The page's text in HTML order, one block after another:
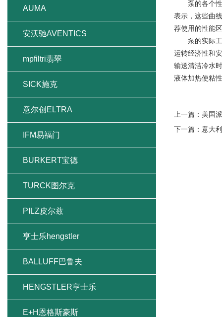
泵的各个性
表示，这些曲
荐使用的性能
泵的实际工
运转经济性和
输送清洁冷水
液体加热使粘
上一篇： 美国
下一篇： 意大
AUMA
安沃驰AVENTICS
mpfiltri翡翠
SICK施克
意尔创ELTRA
IFM易福门
BURKERT宝德
TURCK图尔克
PILZ皮尔兹
亨士乐hengstler
BALLUFF巴鲁夫
HENGSTLER亨士乐
E+H恩格斯豪斯